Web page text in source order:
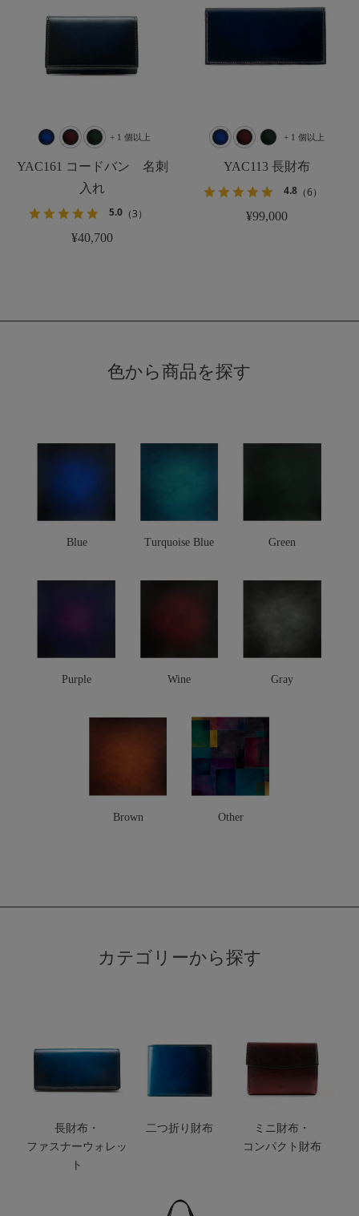
YAC161 コードバン 名刺
入れ
5.0 （3）
¥40,700
+ 1 個以上
YAC113 長財布
4.8（6）
¥99,000
+ 1 個以上
色から商品を探す
Blue Turquoise Blue Green
Purple Wine Gray
Brown Other
カテゴリーから探す
長財布・
ファスナーウォレッ
ト
二つ折り財布
ミニ財布・
コンパクト財布